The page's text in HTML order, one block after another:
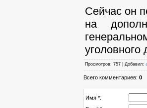
Сейчас он
на
Просмотров: 757 | Добавил:
Всего комментариев: 0
Имя *: